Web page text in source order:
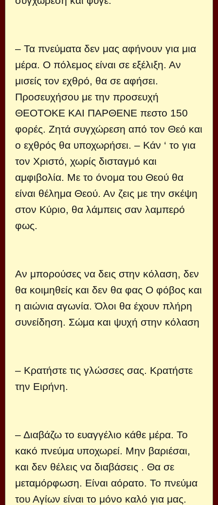
– Τα πνεύματα δεν μας αφήνουν για μια
μέρα. Ο πόλεμος είναι σε εξέλιξη. Αν
μισείς τον εχθρό, θα σε αφήσει.
Προσευχήσου με την προσευχή
ΘΕΟΤΟΚΕ ΚΑΙ ΠΑΡΘΕΝΕ πεστο 150
φορές. Ζητά συγχώρεση από τον Θεό και
ο εχθρός θα υποχωρήσει. – Κάν ‘ το για
τον Χριστό, χωρίς δισταγμό και
αμφιβολία. Με το όνομα του Θεού θα
είναι θέλημα Θεού. Αν ζεις με την σκέψη
στον Κύριο, θα λάμπεις σαν λαμπερό
φως.
Αν μπορούσες να δεις στην κόλαση, δεν
θα κοιμηθείς και δεν θα φας Ο φόβος και
η αιώνια αγωνία. Όλοι θα έχουν πλήρη
συνείδηση. Σώμα και ψυχή στην κόλαση
– Κρατήστε τις γλώσσες σας. Κρατήστε
την Ειρήνη.
– Διαβάζω το ευαγγέλιο κάθε μέρα. Το
κακό πνεύμα υποχωρεί. Μην βαριέσαι,
και δεν θέλεις να διαβάσεις . Θα σε
μεταμόρφωση. Είναι αόρατο. Το πνεύμα
του Αγίων είναι το μόνο καλό για μας.